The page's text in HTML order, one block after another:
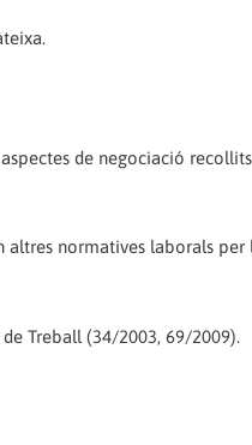
de negociació
altres normatives laborals per
Treball (34/2003, 69/2009).